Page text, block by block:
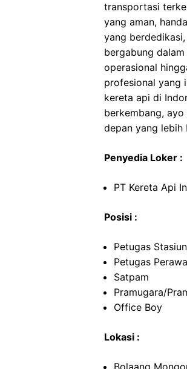
transportasi
yang aman,
yang
bergabung
operasional
profesional yang
kereta api di
berkembang,
depan yang
Penyedia Loker :
PT Kereta Api
Posisi :
Petugas Stasiun
Petugas
Satpam
Pramugara/
Office Boy
Lokasi :
Bolaang